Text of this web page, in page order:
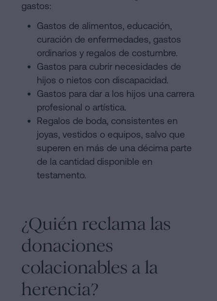
gastos:
Gastos de alimentos, educación,
curación de enfermedades, gastos
ordinarios y regalos de costumbre.
Gastos para cubrir necesidades de
hijos o nietos con discapacidad.
Gastos para dar a los hijos una carrera
profesional o artística.
Regalos de boda, consistentes en
joyas, vestidos o equipos, salvo que
superen en más de una décima parte
de la cantidad disponible en
testamento.
¿Quién reclama las
donaciones
colacionables a la
herencia?